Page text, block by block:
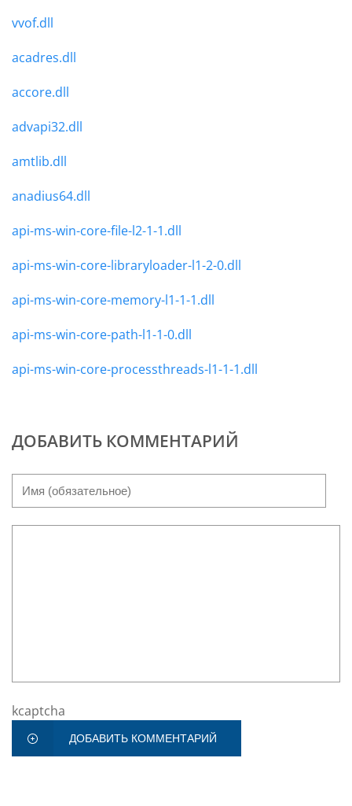
vvof.dll
acadres.dll
accore.dll
advapi32.dll
amtlib.dll
anadius64.dll
api-ms-win-core-file-l2-1-1.dll
api-ms-win-core-libraryloader-l1-2-0.dll
api-ms-win-core-memory-l1-1-1.dll
api-ms-win-core-path-l1-1-0.dll
api-ms-win-core-processthreads-l1-1-1.dll
ДОБАВИТЬ КОММЕНТАРИЙ
kcaptcha
ДОБАВИТЬ КОММЕНТАРИЙ